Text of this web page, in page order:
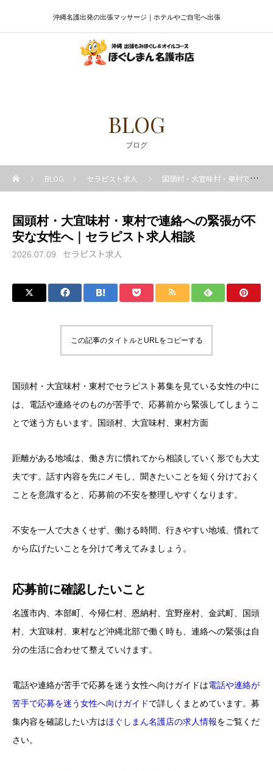
沖縄名護出発の出張マッサージ｜ホテルやご自宅へ出張
BLOG
ブログ
BLOG セラピスト求人 国頭村・大宜味村・東村で連絡への緊張が不安な女性へ｜セラピスト求人相談
国頭村・大宜味村・東村で連絡への緊張が不
安な女性へ｜セラピスト求人相談
2026.07.09 セラピスト求人
この記事のタイトルとURLをコピーする
国頭村・大宜味村・東村でセラピスト募集を見ている女性の中に
は、電話や連絡そのものが苦手で、応募前から緊張してしまうこ
とで迷う方もいます。国頭村、大宜味村、東村方面
距離がある地域は、働き方に慣れてから相談していく形でも大丈
夫です。話す内容を先にメモし、聞きたいことを短く分けておく
ことを意識すると、応募前の不安を整理しやすくなります。
不安を一人で大きくせず、働ける時間、行きやすい地域、慣れて
から広げたいことを分けて考えてみましょう。
応募前に確認したいこと
名護市内、本部町、今帰仁村、恩納村、宜野座村、金武町、国頭
村、大宜味村、東村など沖縄北部で働く時も、連絡への緊張は自
分の生活に合わせて整えていけます。
電話や連絡が苦手で応募を迷う女性へ向けガイドは電話や連絡が
苦手で応募を迷う女性へ向けガイドで詳しくまとめています。募
集内容を確認したい方はほぐしまん名護店の求人情報をご覧くだ
さい。